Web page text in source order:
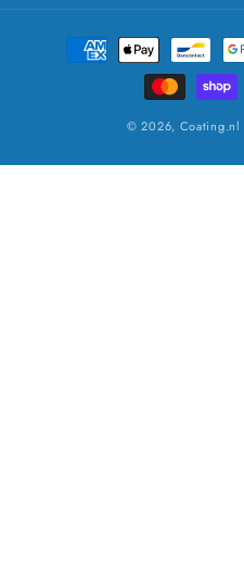
Betaalmethoden
© 2026, Coating.nl